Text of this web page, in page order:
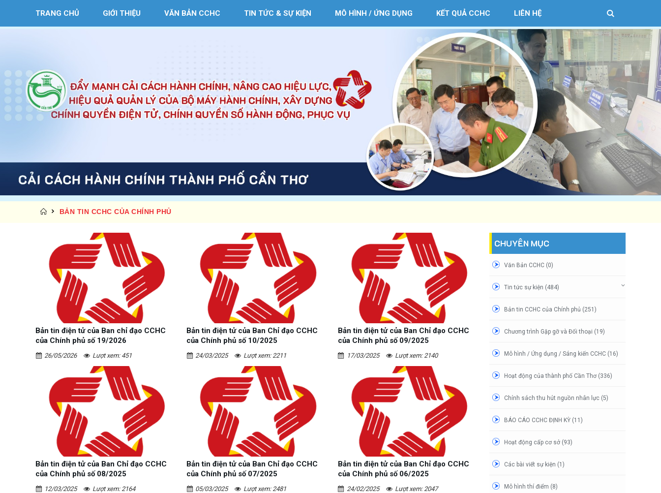
TRANG CHỦ GIỚI THIỆU VĂN BẢN CCHC TIN TỨC & SỰ KIỆN MÔ HÌNH / ỨNG DỤNG KẾT QUẢ CCHC LIÊN HỆ
BẢN TIN CCHC CỦA CHÍNH PHỦ
Bản tin điện tử của Ban chỉ đạo CCHC
của Chính phủ số 19/2026
26/05/2026 Lượt xem: 451
Bản tin điện tử của Ban Chỉ đạo CCHC
của Chính phủ số 10/2025
24/03/2025 Lượt xem: 2211
Bản tin điện tử của Ban Chỉ đạo CCHC
của Chính phủ số 09/2025
17/03/2025 Lượt xem: 2140
Bản tin điện tử của Ban Chỉ đạo CCHC
của Chính phủ số 08/2025
12/03/2025 Lượt xem: 2164
Bản tin điện tử của Ban Chỉ đạo CCHC
của Chính phủ số 07/2025
05/03/2025 Lượt xem: 2481
Bản tin điện tử của Ban Chỉ đạo CCHC
của Chính phủ số 06/2025
24/02/2025 Lượt xem: 2047
CHUYÊN MỤC
Văn Bản CCHC (0)
Tin tức sự kiện (484)
Bản tin CCHC của Chính phủ (251)
Chương trình Gặp gỡ và Đối thoại (19)
Mô hình / Ứng dụng / Sáng kiến CCHC (16)
Hoạt động của thành phố Cần Thơ (336)
Chính sách thu hút nguồn nhân lực (5)
BÁO CÁO CCHC ĐỊNH KỲ (11)
Hoạt động cấp cơ sở (93)
Các bài viết sự kiện (1)
Mô hình thí điểm (8)